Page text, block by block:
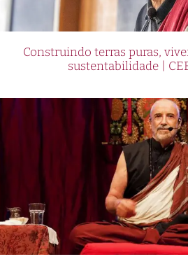
Construindo terras puras,
sustentabilidade |